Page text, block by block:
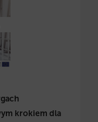
krokiem dla